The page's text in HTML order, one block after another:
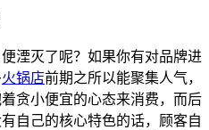
湮灭了呢？如果你有对品牌进
火锅店前期之所以能聚集人气，
贪小便宜的心态来消费，而后
自己的核心特色的话，顾客自